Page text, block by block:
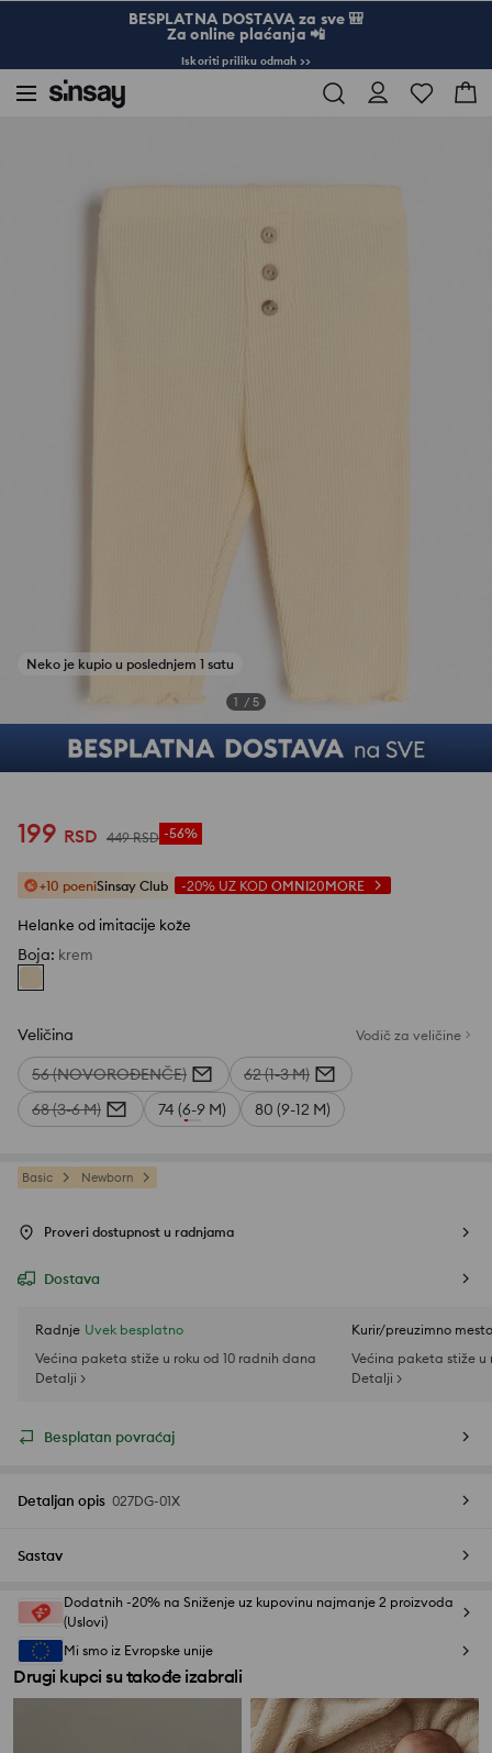
BESPLATNA DOSTAVA za sve 🎒
Za online plaćanja 📲
Iskoriti priliku odmah >>
1 / 5
199 RSD 449 RSD -56%
+10 poeniSinsay Club -20% UZ KOD OMNI20MORE
Helanke od imitacije kože
Boja: krem
Veličina Vodič za veličine
56 (NOVOROĐENČE)
62 (1-3 M)
68 (3-6 M)
74 (6-9 M) 80 (9-12 M)
Basic Newborn
Proveri dostupnost u radnjama
Dostava
Radnje Uvek besplatno
Većina paketa stiže u roku od 10 radnih dana
Detalji >
Kurir/preuzimno mesto
Većina paketa stiže u
Detalji >
Besplatan povraćaj
Detaljan opis 027DG-01X
Sastav
Dodatnih -20% na Sniženje uz kupovinu najmanje 2 proizvoda
(Uslovi)
Mi smo iz Evropske unije
Drugi kupci su takođe izabrali